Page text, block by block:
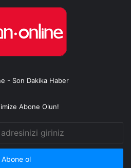
- Son Dakika Haber
Abone Olun!